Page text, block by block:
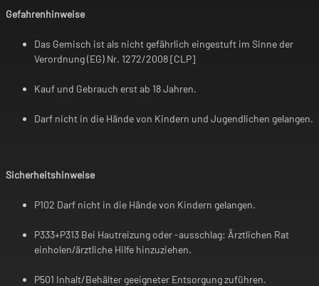
Gefahrenhinweise
Das Gemisch ist als nicht gefährlich eingestuft im Sinne der
Verordnung (EG) Nr. 1272/2008 [CLP]
Kauf und Gebrauch erst ab 18 Jahren.
Darf nicht in die Hände von Kindern und Jugendlichen gelangen.
Sicherheitshinweise
P102 Darf nicht in die Hände von Kindern gelangen.
P333+P313 Bei Hautreizung oder -ausschlag: Ärztlichen Rat
einholen/ärztliche Hilfe hinzuziehen.
P501 Inhalt/Behälter geeigneter Entsorgung zuführen.